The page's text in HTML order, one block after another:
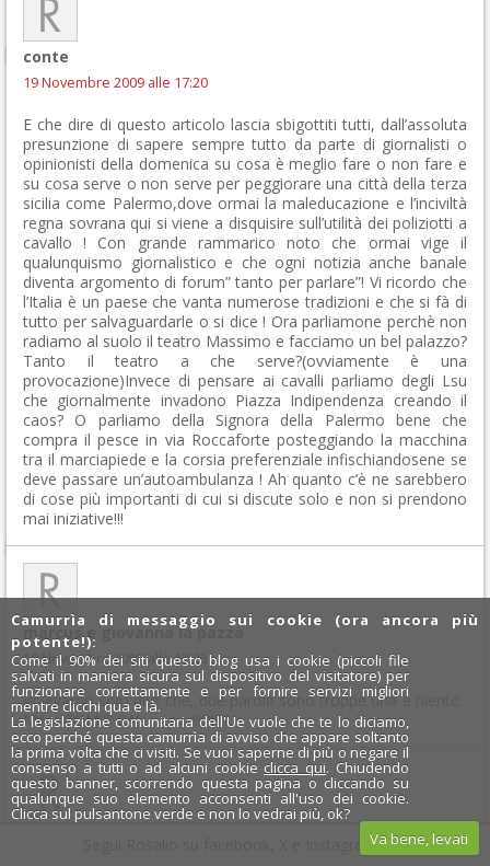
conte
19 Novembre 2009 alle 17:20
E che dire di questo articolo lascia sbigottiti tutti, dall’assoluta
presunzione di sapere sempre tutto da parte di giornalisti o
opinionisti della domenica su cosa è meglio fare o non fare e
su cosa serve o non serve per peggiorare una città della terza
sicilia come Palermo,dove ormai la maleducazione e l’inciviltà
regna sovrana qui si viene a disquisire sull’utilità dei poliziotti a
cavallo ! Con grande rammarico noto che ormai vige il
qualunquismo giornalistico e che ogni notizia anche banale
diventa argomento di forum” tanto per parlare”! Vi ricordo che
l’Italia è un paese che vanta numerose tradizioni e che si fà di
tutto per salvaguardarle o si dice ! Ora parliamone perchè non
radiamo al suolo il teatro Massimo e facciamo un bel palazzo?
Tanto il teatro a che serve?(ovviamente è una
provocazione)Invece di pensare ai cavalli parliamo degli Lsu
che giornalmente invadono Piazza Indipendenza creando il
caos? O parliamo della Signora della Palermo bene che
compra il pesce in via Roccaforte posteggiando la macchina
tra il marciapiede e la corsia preferenziale infischiandosene se
deve passare un’autoambulanza ! Ah quanto c’è ne sarebbero
di cose più importanti di cui si discute solo e non si prendono
mai iniziative!!!
marcus e giovanna la pazza
19 Novembre 2009 alle 17:23
Volevamo solo dire che, due parole sono troppe una è niente :
MA… COM’E’ CA’………… !!!!!!!!!!!
x
Instagram
Camurrìa di messaggio sui cookie (ora ancora più
potente!):
Come il 90% dei siti questo blog usa i cookie (piccoli file
salvati in maniera sicura sul dispositivo del visitatore) per
funzionare correttamente e per fornire servizi migliori
mentre clicchi qua e là.
La legislazione comunitaria dell'Ue vuole che te lo diciamo,
ecco perché questa camurrìa di avviso che appare soltanto
la prima volta che ci visiti. Se vuoi saperne di più o negare il
consenso a tutti o ad alcuni cookie clicca qui. Chiudendo
questo banner, scorrendo questa pagina o cliccando su
qualunque suo elemento acconsenti all'uso dei cookie.
Clicca sul pulsantone verde e non lo vedrai più, ok?
Va bene, levati